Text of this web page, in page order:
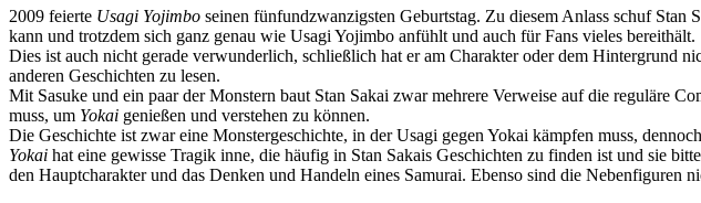
2009 feierte Usagi Yojimbo seinen fünfundzwanzigsten Geburtstag. Zu diesem Anlass schuf
kann und trotzdem sich ganz genau wie Usagi Yojimbo anfühlt und auch für Fans vieles bereithält.
Dies ist auch nicht gerade verwunderlich, schließlich hat er am Charakter oder dem Hintergrund
anderen Geschichten zu lesen.
Mit Sasuke und ein paar der Monstern baut Stan Sakai zwar mehrere Verweise auf die reguläre
muss, um Yokai genießen und verstehen zu können.
Die Geschichte ist zwar eine Monstergeschichte, in der Usagi gegen Yokai kämpfen muss,
Yokai hat eine gewisse Tragik inne, die häufig in Stan Sakais Geschichten zu finden ist und sie
den Hauptcharakter und das Denken und Handeln eines Samurai. Ebenso sind die Nebenfiguren